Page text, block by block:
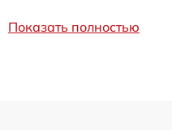
Показать полностью